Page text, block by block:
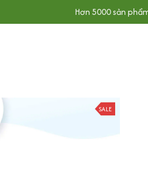
Hơn 5000 sản
SALE